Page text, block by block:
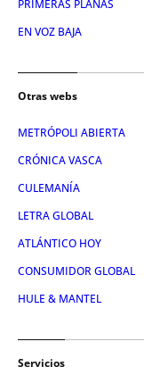
PRIMERAS PLANAS
EN VOZ BAJA
Otras webs
METRÓPOLI ABIERTA
CRÓNICA VASCA
CULEMANÍA
LETRA GLOBAL
ATLÁNTICO HOY
CONSUMIDOR GLOBAL
HULE & MANTEL
Servicios